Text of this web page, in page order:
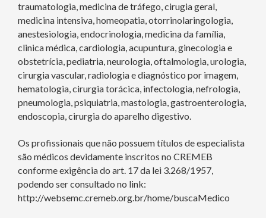
traumatologia, medicina de tráfego, cirugia geral,
medicina intensiva, homeopatia, otorrinolaringologia,
anestesiologia, endocrinologia, medicina da família,
clinica médica, cardiologia, acupuntura, ginecologia e
obstetrícia, pediatria, neurologia, oftalmologia, urologia,
cirurgia vascular, radiologia e diagnóstico por imagem,
hematologia, cirurgia torácica, infectologia, nefrologia,
pneumologia, psiquiatria, mastologia, gastroenterologia,
endoscopia, cirurgia do aparelho digestivo.
Os profissionais que não possuem títulos de especialista
são médicos devidamente inscritos no CREMEB
conforme exigência do art. 17 da lei 3.268/1957,
podendo ser consultado no link:
http://websemc.cremeb.org.br/home/buscaMedico